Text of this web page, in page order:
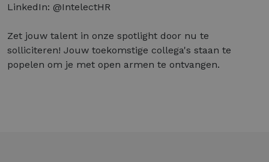
LinkedIn: @IntelectHR
Zet jouw talent in onze spotlight door nu te
solliciteren! Jouw toekomstige collega's staan te
popelen om je met open armen te ontvangen.